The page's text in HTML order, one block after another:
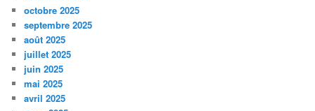
octobre 2025
septembre 2025
août 2025
juillet 2025
juin 2025
mai 2025
avril 2025